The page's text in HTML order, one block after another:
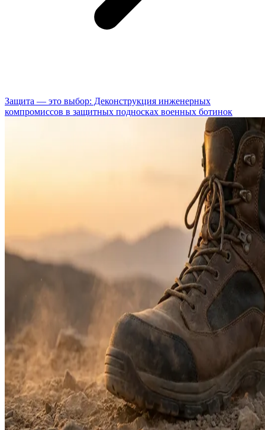
Защита — это выбор: Деконструкция инженерных
компромиссов в защитных подносках военных ботинок